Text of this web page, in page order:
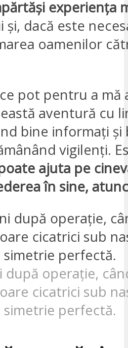
experiența
dacă este
oamenilor
pot pentru a mă
aventură cu
bine informați și
vigilenți.
ajuta pe
în sine,
după operație,
cicatrici sub
simetrie perfectă.